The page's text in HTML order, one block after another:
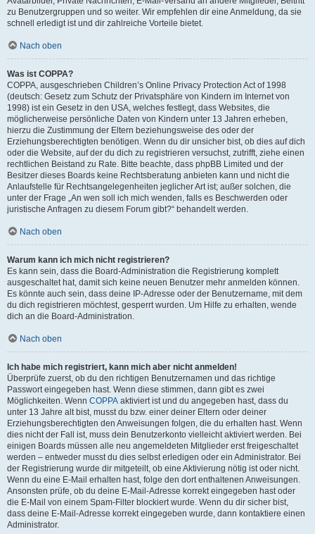
zu Benutzergruppen und so weiter. Wir empfehlen dir eine Anmeldung, da sie
schnell erledigt ist und dir zahlreiche Vorteile bietet.
Nach oben
Was ist COPPA?
COPPA, ausgeschrieben Children’s Online Privacy Protection Act of 1998
(deutsch: Gesetz zum Schutz der Privatsphäre von Kindern im Internet von
1998) ist ein Gesetz in den USA, welches festlegt, dass Websites, die
möglicherweise persönliche Daten von Kindern unter 13 Jahren erheben,
hierzu die Zustimmung der Eltern beziehungsweise des oder der
Erziehungsberechtigten benötigen. Wenn du dir unsicher bist, ob dies auf dich
oder die Website, auf der du dich zu registrieren versuchst, zutrifft, ziehe einen
rechtlichen Beistand zu Rate. Bitte beachte, dass phpBB Limited und der
Besitzer dieses Boards keine Rechtsberatung anbieten kann und nicht die
Anlaufstelle für Rechtsangelegenheiten jeglicher Art ist; außer solchen, die
unter der Frage „An wen soll ich mich wenden, falls es Beschwerden oder
juristische Anfragen zu diesem Forum gibt?“ behandelt werden.
Nach oben
Warum kann ich mich nicht registrieren?
Es kann sein, dass die Board-Administration die Registrierung komplett
ausgeschaltet hat, damit sich keine neuen Benutzer mehr anmelden können.
Es könnte auch sein, dass deine IP-Adresse oder der Benutzername, mit dem
du dich registrieren möchtest, gesperrt wurden. Um Hilfe zu erhalten, wende
dich an die Board-Administration.
Nach oben
Ich habe mich registriert, kann mich aber nicht anmelden!
Überprüfe zuerst, ob du den richtigen Benutzernamen und das richtige
Passwort eingegeben hast. Wenn diese stimmen, dann gibt es zwei
Möglichkeiten. Wenn COPPA aktiviert ist und du angegeben hast, dass du
unter 13 Jahre alt bist, musst du bzw. einer deiner Eltern oder deiner
Erziehungsberechtigten den Anweisungen folgen, die du erhalten hast. Wenn
dies nicht der Fall ist, muss dein Benutzerkonto vielleicht aktiviert werden. Bei
einigen Boards müssen alle neu angemeldeten Mitglieder erst freigeschaltet
werden – entweder musst du dies selbst erledigen oder ein Administrator. Bei
der Registrierung wurde dir mitgeteilt, ob eine Aktivierung nötig ist oder nicht.
Wenn du eine E-Mail erhalten hast, folge den dort enthaltenen Anweisungen.
Ansonsten prüfe, ob du deine E-Mail-Adresse korrekt eingegeben hast oder
die E-Mail von einem Spam-Filter blockiert wurde. Wenn du dir sicher bist,
dass deine E-Mail-Adresse korrekt eingegeben wurde, dann kontaktiere einen
Administrator.